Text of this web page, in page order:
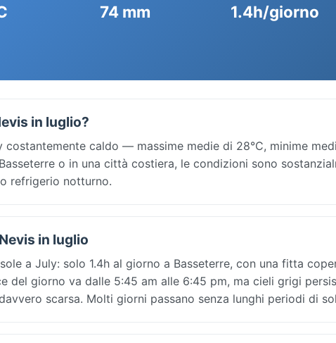
74 mm 1.4h/giorno
in luglio?
costantemente caldo — massime medie di 28°C, minime
o in una città costiera, le condizioni sono
refrigerio notturno.
in luglio
a July: solo 1.4h al giorno a Basseterre, con una fitta
del giorno va dalle 5:45 am alle 6:45 pm, ma cieli grigi
scarsa. Molti giorni passano senza lunghi periodi di